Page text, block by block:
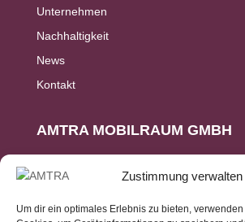
Zustimmung verwalten
Um dir ein optimales Erlebnis zu bieten,
Unternehmen
Nachhaltigkeit
News
Kontakt
AMTRA MOBILRAUM GMBH
D-56307 Dernbach